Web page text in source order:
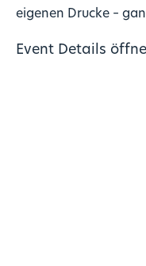
eigenen Drucke –
Event Details